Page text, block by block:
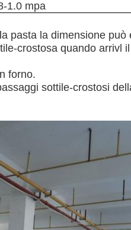
1.0 mpa
pasta la dimensione
crostosa quando arrivl
forno.
sottile-crostosi